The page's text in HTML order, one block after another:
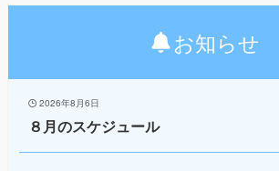
お知らせ
2026年8月6日
８月のスケジュール